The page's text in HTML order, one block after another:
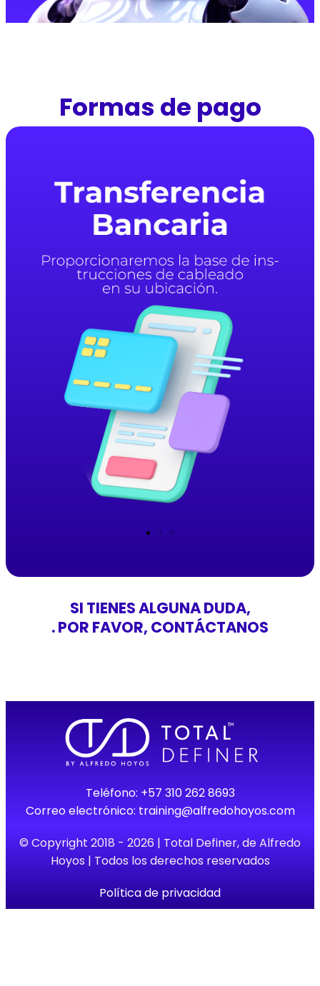
Formas de pago
SI TIENES ALGUNA DUDA,
. POR FAVOR, CONTÁCTANOS
Teléfono: +57 310 262 8693
Correo electrónico: training@alfredohoyos.com
© Copyright 2018 - 2026 | Total Definer, de Alfredo
Hoyos | Todos los derechos reservados
Política de privacidad